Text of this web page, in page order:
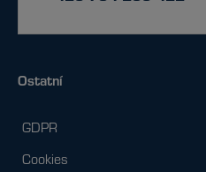
Ostatní
GDPR
Cookies